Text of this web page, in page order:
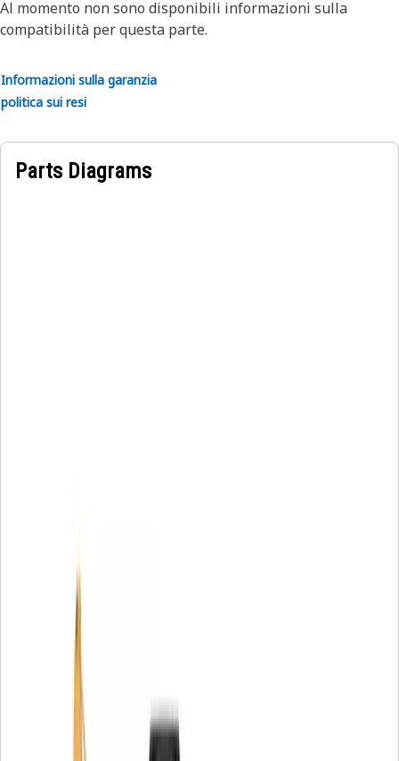
Al momento non sono disponibili informazioni sulla
compatibilità per questa parte.
Informazioni sulla garanzia
politica sui resi
Parts Diagrams